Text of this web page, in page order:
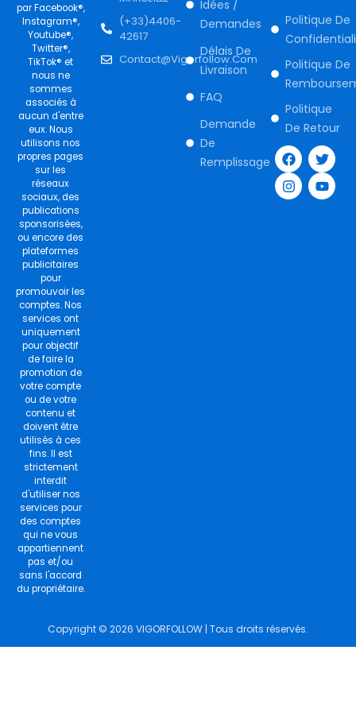
par Facebook®,
Instagram®,
Youtube®,
Twitter®,
TikTok® et
nous ne
sommes
associés à
aucun d'entre
eux. Nous
utilisons nos
propres pages
sur les
réseaux
sociaux, des
publications
sponsorisées,
ou encore des
plateformes
publicitaires
pour
promouvoir les
comptes. Nos
services ont
uniquement
pour objectif
de faire la
promotion de
votre compte
ou de votre
contenu et
doivent être
utilisés à ces
fins. Il est
strictement
interdit
d'utiliser nos
services pour
des comptes
qui ne vous
appartiennent
pas et/ou
sans l'accord
du propriétaire.
(+33)4406-
42617
Contact@vigorfollow.com
Idées /
Demandes
Délais De
Livraison
FAQ
Demande
De
Remplissage
Politique De
Politique De
Politique
De Retour
F
a
c
e
b
T
w
i
t
t
I
n
s
t
a
Y
o
u
t
u
Copyright © 2026 VIGORFOLLOW | Tous droits réservés.